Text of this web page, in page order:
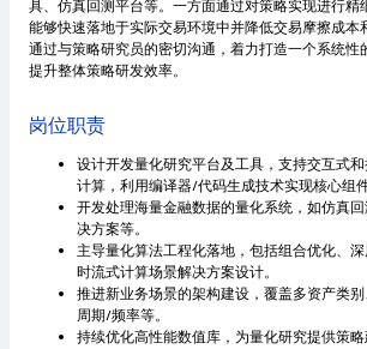
具、仿真回测平台等。一方面通过对策略实现进行精
能够快速落地于实际交易环境中并降低交易摩擦成本
通过与策略研究员的密切沟通，着力打造一个系统性
提升整体策略研发效率。
岗位职责
设计开发量化研究平台及工具，支持交互式
计算，利用编译器/代码生成技术实现核心组
开发处理海量金融数据的量化系统，如仿真
决方案等。
主导量化算法工程化落地，包括组合优化、
时流式计算场景解决方案设计。
推进新业务场景的架构建设，覆盖多资产类
周期/频率等。
持续优化高性能数值库，为量化研究提供策略